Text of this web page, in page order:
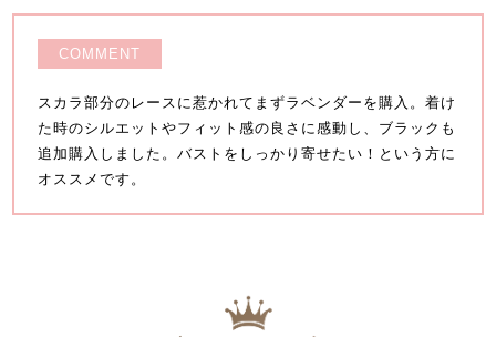
COMMENT
スカラ部分のレースに惹かれてまずラベンダーを購入。着け
た時のシルエットやフィット感の良さに感動し、ブラックも
追加購入しました。バストをしっかり寄せたい！という方に
オススメです。